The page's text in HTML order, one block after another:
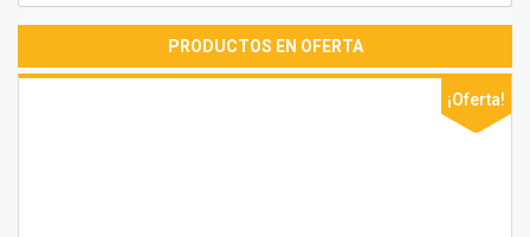
PRODUCTOS EN OFERTA
¡Oferta!